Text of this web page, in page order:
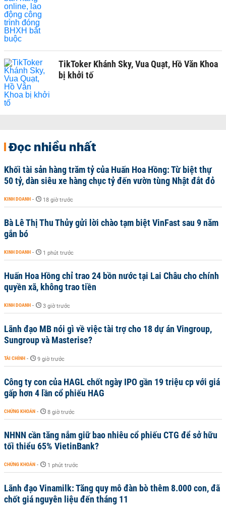
TikToker Khánh Sky, Vua Quạt, Hồ Văn Khoa
bị khởi tố
Đọc nhiều nhất
Khối tài sản hàng trăm tỷ của Huấn Hoa Hồng: Từ biệt thự
50 tỷ, dàn siêu xe hàng chục tỷ đến vườn tùng Nhật đắt đỏ
KINH DOANH - 18 giờ trước
Bà Lê Thị Thu Thủy gửi lời chào tạm biệt VinFast sau 9 năm
gắn bó
KINH DOANH - 1 phút trước
Huấn Hoa Hồng chỉ trao 24 bồn nước tại Lai Châu cho chính
quyền xã, không trao tiền
KINH DOANH - 3 giờ trước
Lãnh đạo MB nói gì về việc tài trợ cho 18 dự án Vingroup,
Sungroup và Masterise?
TÀI CHÍNH - 9 giờ trước
Công ty con của HAGL chốt ngày IPO gần 19 triệu cp với giá
gấp hơn 4 lần cổ phiếu HAG
CHỨNG KHOÁN - 8 giờ trước
NHNN cần tăng nắm giữ bao nhiêu cổ phiếu CTG để sở hữu
tối thiểu 65% VietinBank?
CHỨNG KHOÁN - 1 phút trước
Lãnh đạo Vinamilk: Tăng quy mô đàn bò thêm 8.000 con, đã
chốt giá nguyên liệu đến tháng 11